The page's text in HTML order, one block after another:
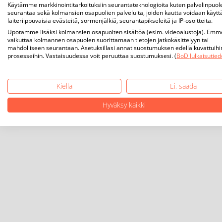
Käytämme markkinointitarkoituksiin seurantateknologioita kuten
seurantaa sekä kolmansien osapuolien palveluita, joiden kautta voidaan
laiteriippuvaisia evästeitä, sormenjälkiä, seurantapikseleitä ja IP-osoitteita.
Upotamme lisäksi kolmansien osapuolten sisältöä (esim. videoalustoja).
vaikuttaa kolmannen osapuolen suorittamaan tietojen jatkokäsittelyyn tai
mahdolliseen seurantaan. Asetuksillasi annat suostumuksen edellä
prosesseihin. Vastaisuudessa voit peruuttaa suostumuksesi. (BoD
Kiellä
Ei, säädä
Hyväksy kaikki